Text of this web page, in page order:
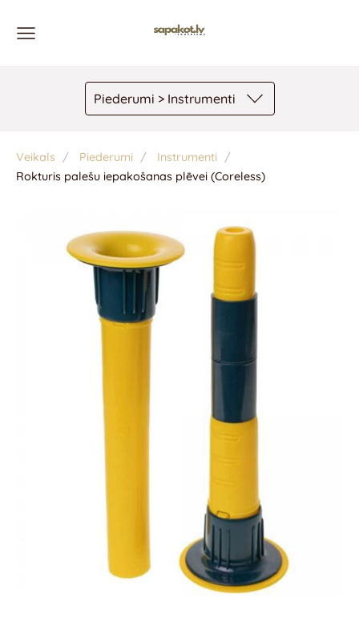
Piederumi > Instrumenti
Veikals Piederumi
Instrumenti
Rokturis palešu iepakošanas plēvei (Coreless)